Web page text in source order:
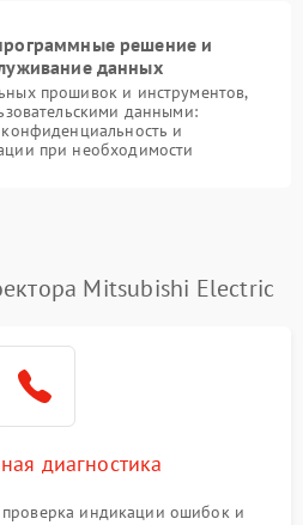
решение и
данных
прошивок и инструментов,
данными:
и
при необходимости
Mitsubishi Electric
диагностика
индикации ошибок и